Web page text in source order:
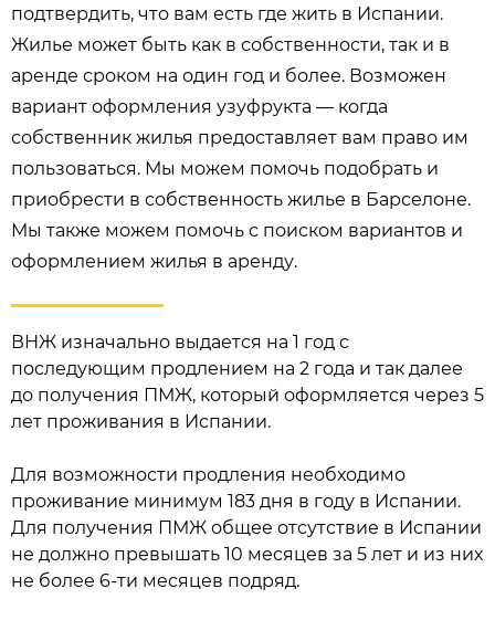
ВНЖ изначально выдается на 1 год с
последующим продлением на 2 года и так далее
до получения ПМЖ, который оформляется через 5
лет проживания в Испании.
Для возможности продления необходимо
проживание минимум 183 дня в году в Испании.
Для получения ПМЖ общее отсутствие в Испании
не должно превышать 10 месяцев за 5 лет и из них
не более 6-ти месяцев подряд.
подтвердить, что вам есть где жить в Испании.
Жилье может быть как в собственности, так и в
аренде сроком на один год и более. Возможен
вариант оформления узуфрукта — когда
собственник жилья предоставляет вам право им
пользоваться. Мы можем помочь подобрать и
приобрести в собственность жилье в Барселоне.
Мы также можем помочь с поиском вариантов и
оформлением жилья в аренду.